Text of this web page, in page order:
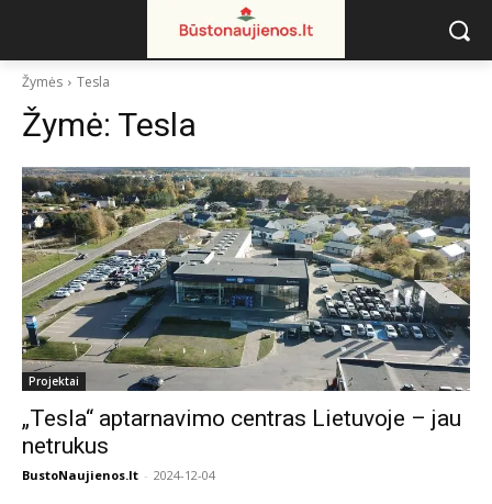
Žymės Tesla
Žymė: Tesla
Projektai
„Tesla“ aptarnavimo centras Lietuvoje – jau
netrukus
BustoNaujienos.lt - 2024-12-04